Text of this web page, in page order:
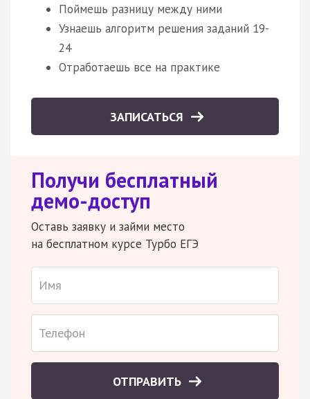
Поймешь разницу между ними
Узнаешь алгоритм решения заданий 19-
24
Отработаешь все на практике
ЗАПИСАТЬСЯ
Получи бесплатный
демо-доступ
Оставь заявку и займи место
на бесплатном курсе Турбо ЕГЭ
ОТПРАВИТЬ